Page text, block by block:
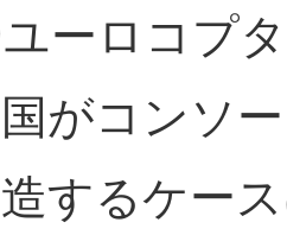
ーロコプ
がコンソ
するケー